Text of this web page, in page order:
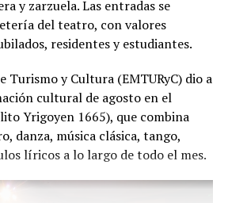
Estrella de Mar 2024 y
de Danza y con el Premio
Emmanuel Marín y Lola
el subcampeonato en el
Buenos Aires.
y zarzuela. Las entradas se
del teatro, con valores
residentes y estudiantes.
Turismo y Cultura (EMTURyC) dio a
cultural de agosto en el
Yrigoyen 1665), que combina
danza, música clásica, tango,
líricos a lo largo de todo el mes.